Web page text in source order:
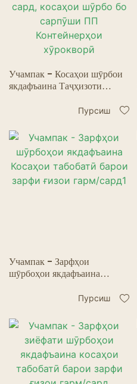
Учампак - Косаҳои шӯрбои
якдафъаина Таҷҳизоти
гарм/сард, косаҳои шӯрбо бо
хӯрокворӣ
Пурсиш
Учампак - Зарфҳои
шӯрбоҳои якдафъаина
зарфи ғизои гарм/сард1
Пурсиш